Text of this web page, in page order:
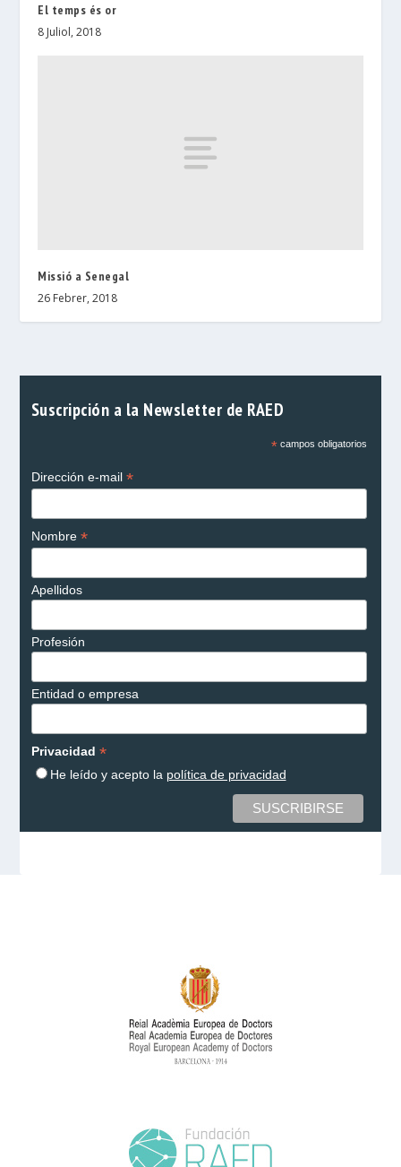
El temps és or
8 Juliol, 2018
Missió a Senegal
26 Febrer, 2018
Suscripción a la Newsletter de RAED
*campos obligatorios
Dirección e-mail *
Nombre *
Apellidos
Profesión
Entidad o empresa
Privacidad *
He leído y acepto la política de privacidad